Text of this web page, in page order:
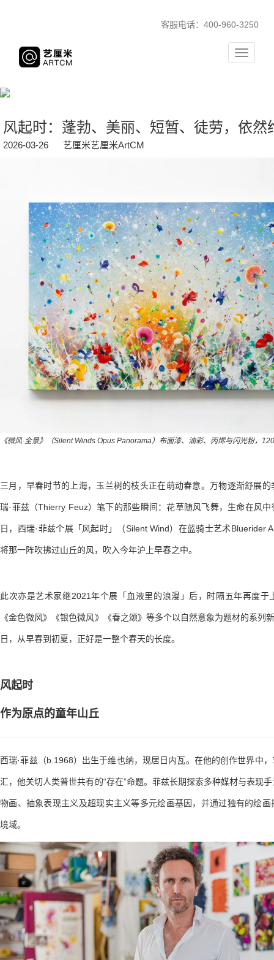
客服电话：400-960-3250
Toggle
风起时：蓬勃、美丽、短暂、徒劳，依然
2026-03-26 艺厘米艺厘米ArtCM
《微风·全景》（Silent Winds Opus Panorama） 布面漆、油彩、丙烯与闪光粉，
三月，早春时节的上海，玉兰树的枝头正在萌动春意。万物逐渐舒展
瑞·菲兹（Thierry Feuz）笔下的那些瞬间：花草随风飞舞，生命在风
日，西瑞·菲兹个展「风起时」（Silent Wind）在蓝骑士艺术Bluerider
将那一阵吹拂过山丘的风，吹入今年沪上早春之中。
此次亦是艺术家继2021年个展「血液里的浪漫」后，时隔五年再度于
《金色微风》《银色微风》《春之颂》等多个以自然意象为题材的系列
日，从早春到初夏，正好是一整个春天的长度。
风起时
作为原点的童年山丘
西瑞·菲兹（b.1968）出生于维也纳，现居日内瓦。在他的创作世界中
汇，他关切人类普世共有的“存在”命题。菲兹长期探索多种媒材与表现
物画、抽象表现主义及超现实主义等多元绘画基因，并通过独有的绘
境域。